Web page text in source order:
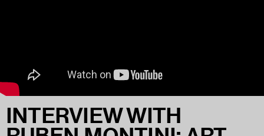
INTERVIEW WITH